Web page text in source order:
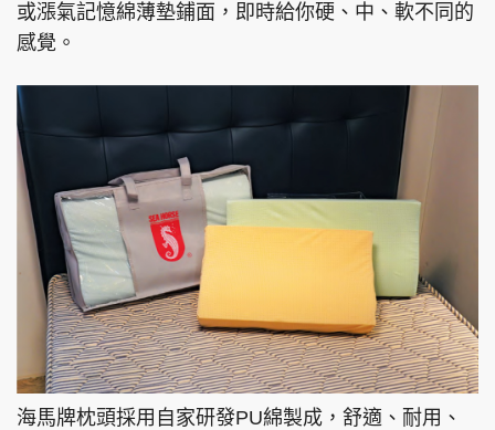
或漲氣記憶綿薄墊鋪⾯，即時給你硬、中、軟不同的
感覺。
海馬牌枕頭採用自家研發PU綿製成，舒適、耐用、